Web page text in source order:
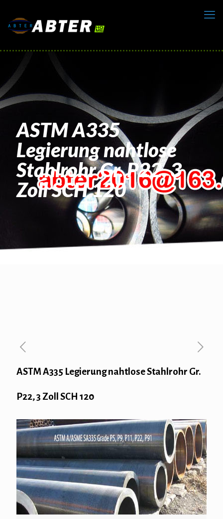
ASTM A335
Legierung nahtlose
Stahlrohr Gr. P22, 3
Zoll SCH 120
ASTM A335 Legierung nahtlose Stahlrohr Gr.
P22, 3 Zoll SCH 120